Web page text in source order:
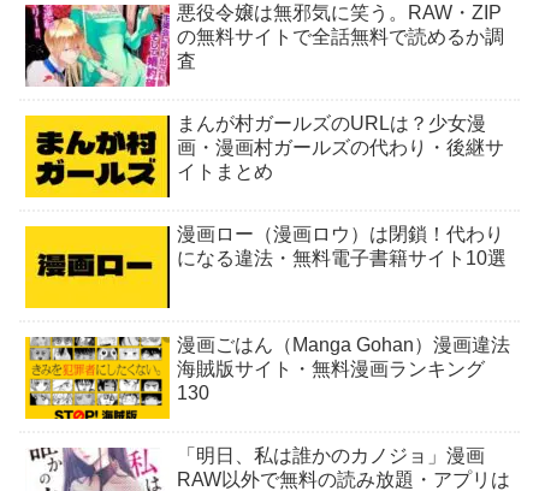
悪役令嬢は無邪気に笑う。RAW・ZIP
の無料サイトで全話無料で読めるか調
査
まんが村ガールズのURLは？少女漫
画・漫画村ガールズの代わり・後継サ
イトまとめ
漫画ロー（漫画ロウ）は閉鎖！代わり
になる違法・無料電子書籍サイト10選
漫画ごはん（Manga Gohan）漫画違法
海賊版サイト・無料漫画ランキング
130
「明日、私は誰かのカノジョ」漫画
RAW以外で無料の読み放題・アプリは